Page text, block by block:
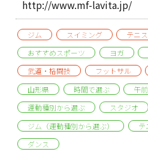
http://www.mf-lavita.jp/
ジム スイミング テニス
おすすめスポーツ
ヨガ
武道・格闘技
フットサル
山形県
時間で選ぶ 午前
運動種別から選ぶ
スタジオ
ジム（運動種別から選ぶ）
テ
ダンス